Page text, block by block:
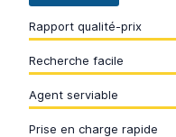
Rapport qualité-prix
Recherche facile
Agent serviable
Prise en charge rapide